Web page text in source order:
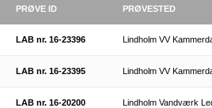
PRØVE ID PRØVESTED
LAB nr. 16-23396 Lindholm VV
LAB nr. 16-23395 Lindholm VV
LAB nr. 16-20200 Lindholm Vandværk